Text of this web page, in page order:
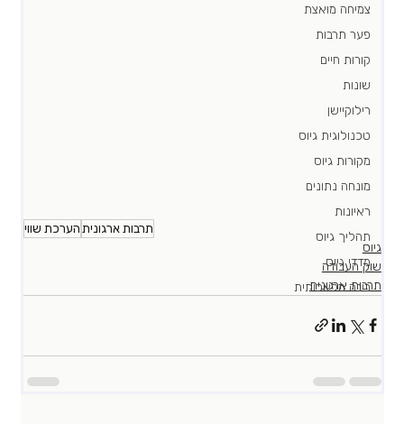
צמיחה מואצת
פער תרבות
קורות חיים
שונות
רילוקיישן
טכנולוגית גיוס
מקורות גיוס
מונחה נתונים
ראיונות
תהליך גיוס
מדדי גיוס
בינה מלאכותית
תרבות ארגוניתהערכת שווי
גיוס
שוק העבודה
תרבות ארגונית